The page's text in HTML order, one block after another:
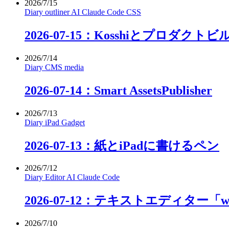
2026/7/15
Diary outlinerAI Claude Code CSS
2026-07-15：Kosshiとプロダクトビ
2026/7/14
Diary CMS media
2026-07-14：Smart AssetsPublisher
2026/7/13
Diary iPad Gadget
2026-07-13：紙とiPadに書けるペン
2026/7/12
Diary EditorAI Claude Code
2026-07-12：テキストエディター
2026/7/10